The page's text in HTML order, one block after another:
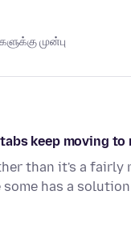
முன்பு
keep moving to
than it's a
has a